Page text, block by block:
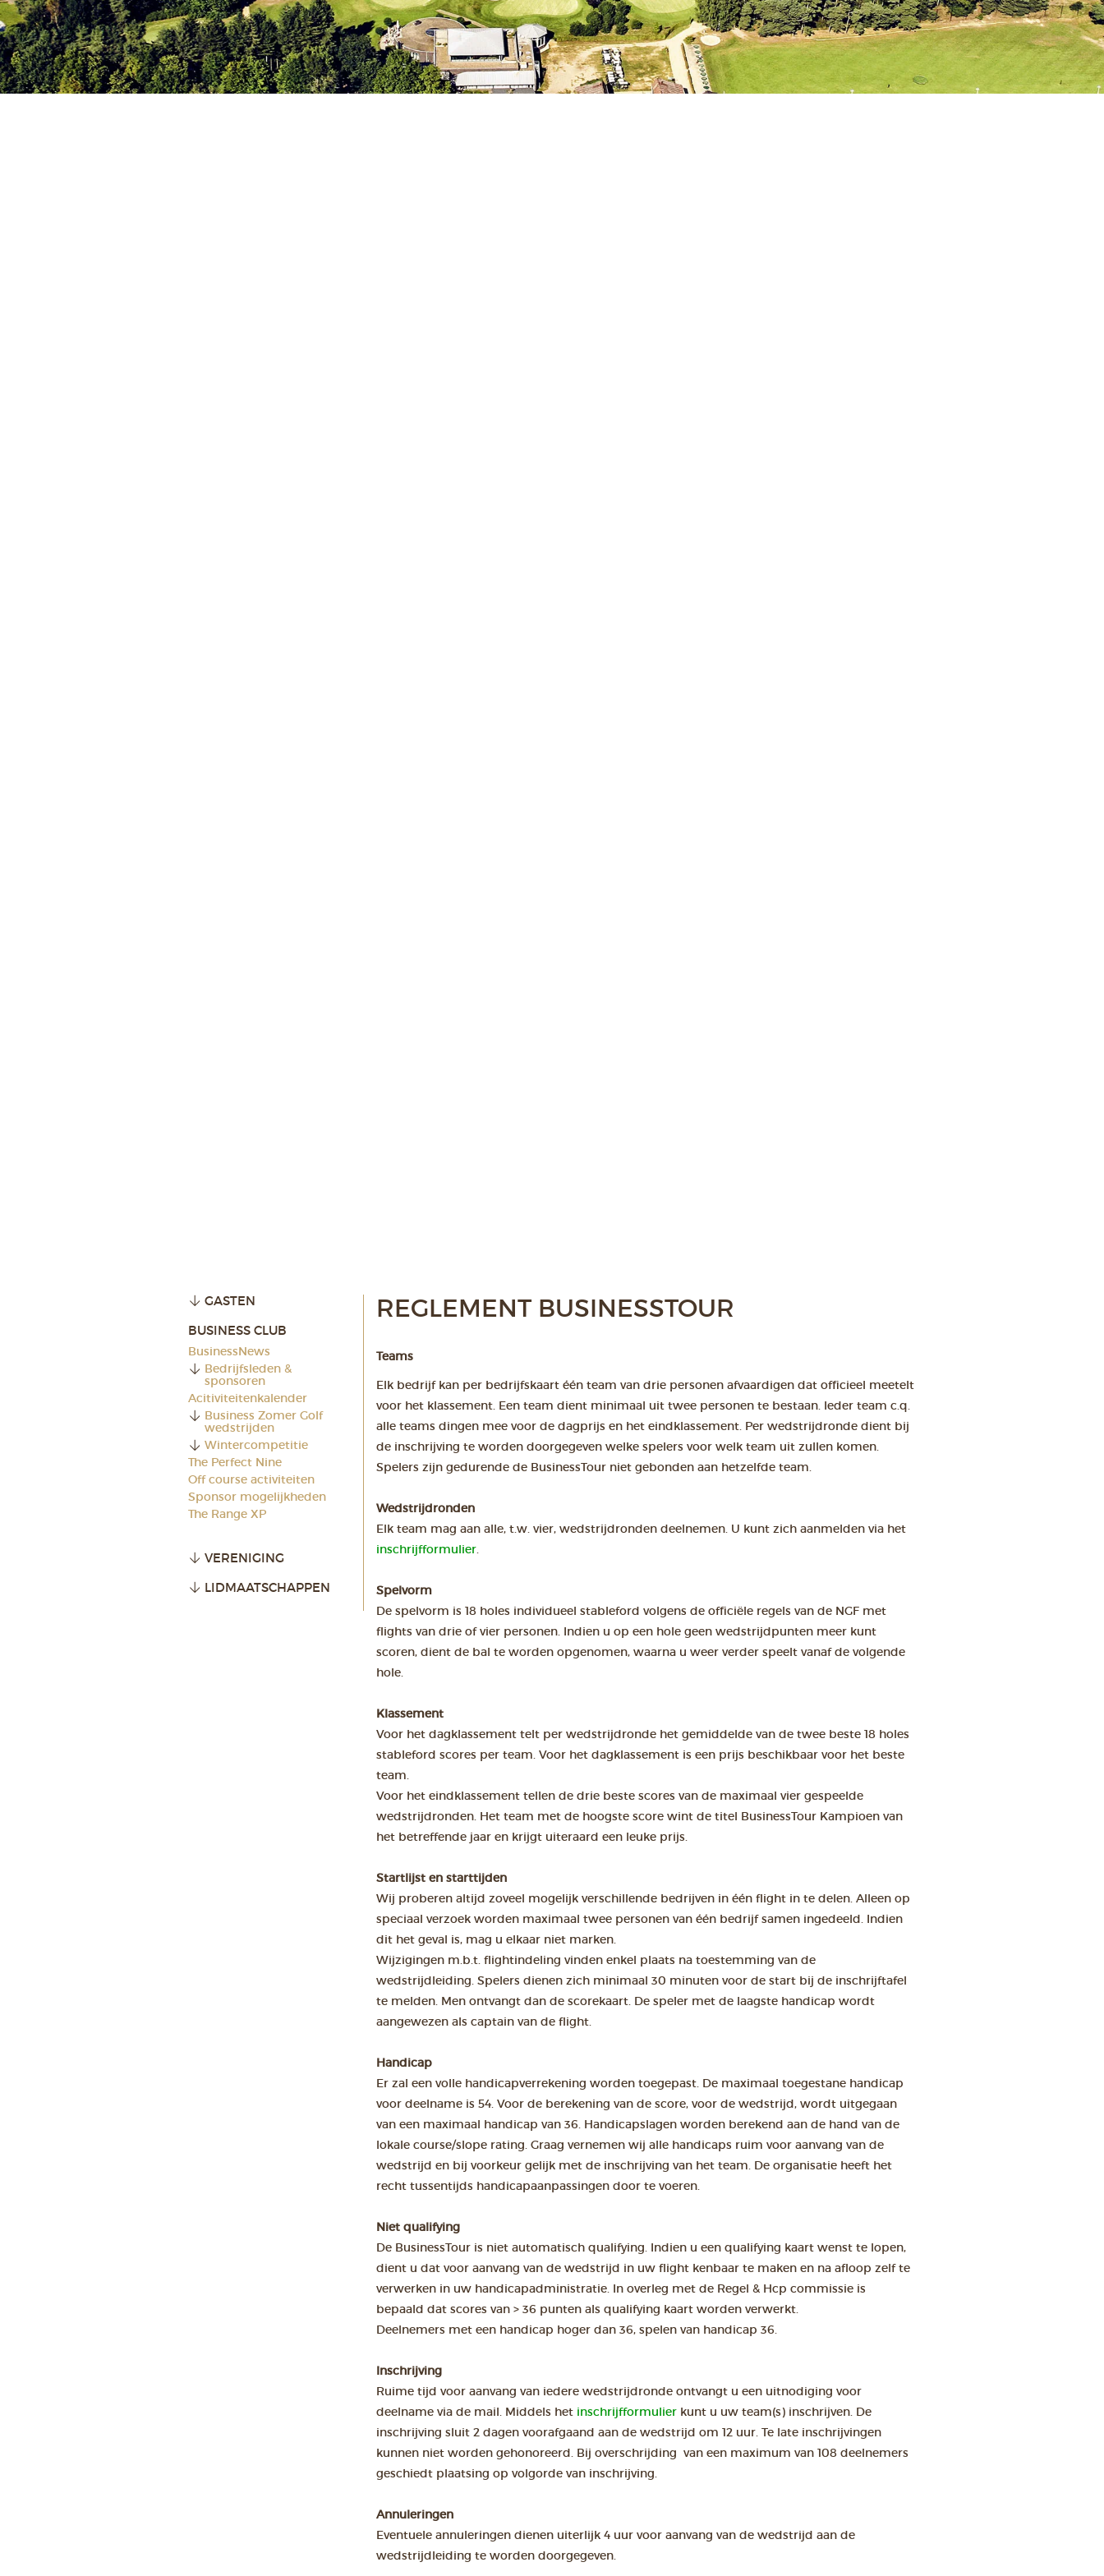
GASTEN
BUSINESS CLUB
BusinessNews
Bedrijfsleden &
sponsoren
Acitiviteitenkalender
Business Zomer Golf
wedstrijden
Wintercompetitie
The Perfect Nine
Off course activiteiten
Sponsor mogelijkheden
The Range XP
VERENIGING
LIDMAATSCHAPPEN
REGLEMENT BUSINESSTOUR
Teams
Elk bedrijf kan per bedrijfskaart één team van drie personen afvaardigen dat officieel meetelt
voor het klassement. Een team dient minimaal uit twee personen te bestaan. Ieder team c.q.
alle teams dingen mee voor de dagprijs en het eindklassement. Per wedstrijdronde dient bij
de inschrijving te worden doorgegeven welke spelers voor welk team uit zullen komen.
Spelers zijn gedurende de BusinessTour niet gebonden aan hetzelfde team.
Wedstrijdronden
Elk team mag aan alle, t.w. vier, wedstrijdronden deelnemen. U kunt zich aanmelden via het
inschrijfformulier.
Spelvorm
De spelvorm is 18 holes individueel stableford volgens de officiële regels van de NGF met
flights van drie of vier personen. Indien u op een hole geen wedstrijdpunten meer kunt
scoren, dient de bal te worden opgenomen, waarna u weer verder speelt vanaf de volgende
hole.
Klassement
Voor het dagklassement telt per wedstrijdronde het gemiddelde van de twee beste 18 holes
stableford scores per team. Voor het dagklassement is een prijs beschikbaar voor het beste
team.
Voor het eindklassement tellen de drie beste scores van de maximaal vier gespeelde
wedstrijdronden. Het team met de hoogste score wint de titel BusinessTour Kampioen van
het betreffende jaar en krijgt uiteraard een leuke prijs.
Startlijst en starttijden
Wij proberen altijd zoveel mogelijk verschillende bedrijven in één flight in te delen. Alleen op
speciaal verzoek worden maximaal twee personen van één bedrijf samen ingedeeld. Indien
dit het geval is, mag u elkaar niet marken.
Wijzigingen m.b.t. flightindeling vinden enkel plaats na toestemming van de
wedstrijdleiding. Spelers dienen zich minimaal 30 minuten voor de start bij de inschrijftafel
te melden. Men ontvangt dan de scorekaart. De speler met de laagste handicap wordt
aangewezen als captain van de flight.
Handicap
Er zal een volle handicapverrekening worden toegepast. De maximaal toegestane handicap
voor deelname is 54. Voor de berekening van de score, voor de wedstrijd, wordt uitgegaan
van een maximaal handicap van 36. Handicapslagen worden berekend aan de hand van de
lokale course/slope rating. Graag vernemen wij alle handicaps ruim voor aanvang van de
wedstrijd en bij voorkeur gelijk met de inschrijving van het team. De organisatie heeft het
recht tussentijds handicapaanpassingen door te voeren.
Niet qualifying
De BusinessTour is niet automatisch qualifying. Indien u een qualifying kaart wenst te lopen,
dient u dat voor aanvang van de wedstrijd in uw flight kenbaar te maken en na afloop zelf te
verwerken in uw handicapadministratie. In overleg met de Regel & Hcp commissie is
bepaald dat scores van > 36 punten als qualifying kaart worden verwerkt.
Deelnemers met een handicap hoger dan 36, spelen van handicap 36.
Inschrijving
Ruime tijd voor aanvang van iedere wedstrijdronde ontvangt u een uitnodiging voor
deelname via de mail. Middels het inschrijfformulier kunt u uw team(s) inschrijven. De
inschrijving sluit 2 dagen voorafgaand aan de wedstrijd om 12 uur. Te late inschrijvingen
kunnen niet worden gehonoreerd. Bij overschrijding van een maximum van 108 deelnemers
geschiedt plaatsing op volgorde van inschrijving.
Annuleringen
Eventuele annuleringen dienen uiterlijk 4 uur voor aanvang van de wedstrijd aan de
wedstrijdleiding te worden doorgegeven.